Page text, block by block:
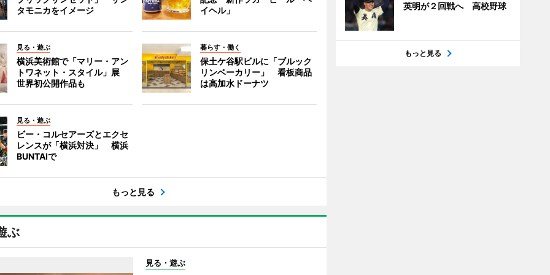
タモニカをイメージ
イヘル」
見る・遊ぶ
横浜美術館で「マリー・アン
トワネット・スタイル」展
世界初公開作品も
暮らす・働く
保土ケ谷駅ビルに「ブルック
リンベーカリー」 看板商品
は高加水ドーナツ
見る・遊ぶ
ビー・コルセアーズとエクセ
レンスが「横浜対決」 横浜
BUNTAIで
もっと見る
ぶ
見る・遊ぶ
英明が２回戦へ 高校野球
もっと見る